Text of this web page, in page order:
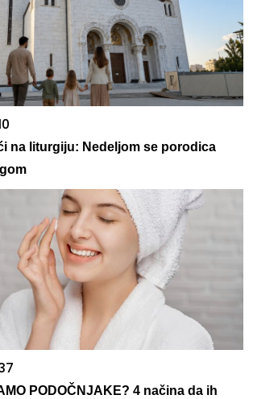
na liturgiju: Nedeljom se porodica
PODOČNJAKE? 4 načina da ih